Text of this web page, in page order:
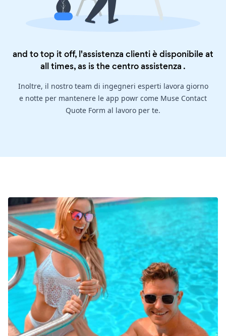
and to top it off, l'assistenza clienti è disponibile at
all times, as is thecentro assistenza .
Inoltre, il nostro team di ingegneri esperti lavora giorno
e notte per mantenere le app powr come Muse Contact
Quote Form al lavoro per te.